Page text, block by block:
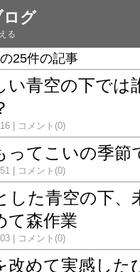
ログ
る
25件の記事
い青空の下では
コメント(0)
ってこいの季節
コメント(0)
した青空の下、
て森作業
コメント(0)
改めて実感した